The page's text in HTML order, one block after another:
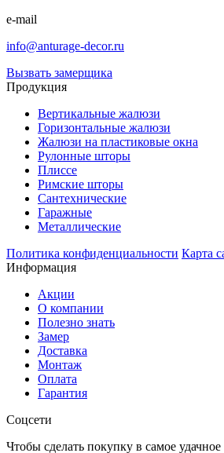
e-mail
info@anturage-decor.ru
Вызвать замерщика
Продукция
Вертикальные жалюзи
Горизонтальные жалюзи
Жалюзи на пластиковые окна
Рулонные шторы
Плиссе
Римские шторы
Сантехнические
Гаражные
Металлические
Политика конфиденциальности Карта
Информация
Акции
О компании
Полезно знать
Замер
Доставка
Монтаж
Оплата
Гарантия
Соцсети
Чтобы сделать покупку в самое удачное